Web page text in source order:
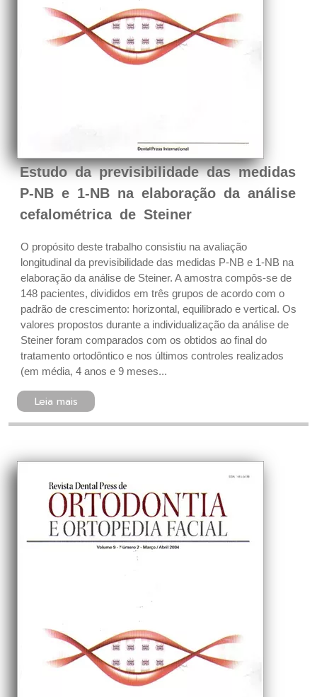
Estudo da previsibilidade das medidas
P-NB e 1-NB na elaboração da análise
cefalométrica de Steiner
O propósito deste trabalho consistiu na avaliação
longitudinal da previsibilidade das medidas P-NB e 1-NB na
elaboração da análise de Steiner. A amostra compôs-se de
148 pacientes, divididos em três grupos de acordo com o
padrão de crescimento: horizontal, equilibrado e vertical. Os
valores propostos durante a individualização da análise de
Steiner foram comparados com os obtidos ao final do
tratamento ortodôntico e nos últimos controles realizados
(em média, 4 anos e 9 meses...
Leia mais